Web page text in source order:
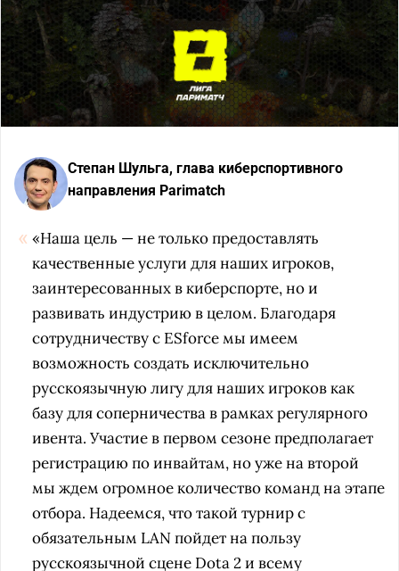
Степан Шульга, глава киберспортивного
направления Parimatch
«Наша цель — не только предоставлять
качественные услуги для наших игроков,
заинтересованных в киберспорте, но и
развивать индустрию в целом. Благодаря
сотрудничеству с ESforce мы имеем
возможность создать исключительно
русскоязычную лигу для наших игроков как
базу для соперничества в рамках регулярного
ивента. Участие в первом сезоне предполагает
регистрацию по инвайтам, но уже на второй
мы ждем огромное количество команд на этапе
отбора. Надеемся, что такой турнир с
обязательным LAN пойдет на пользу
русскоязычной сцене Dota 2 и всему